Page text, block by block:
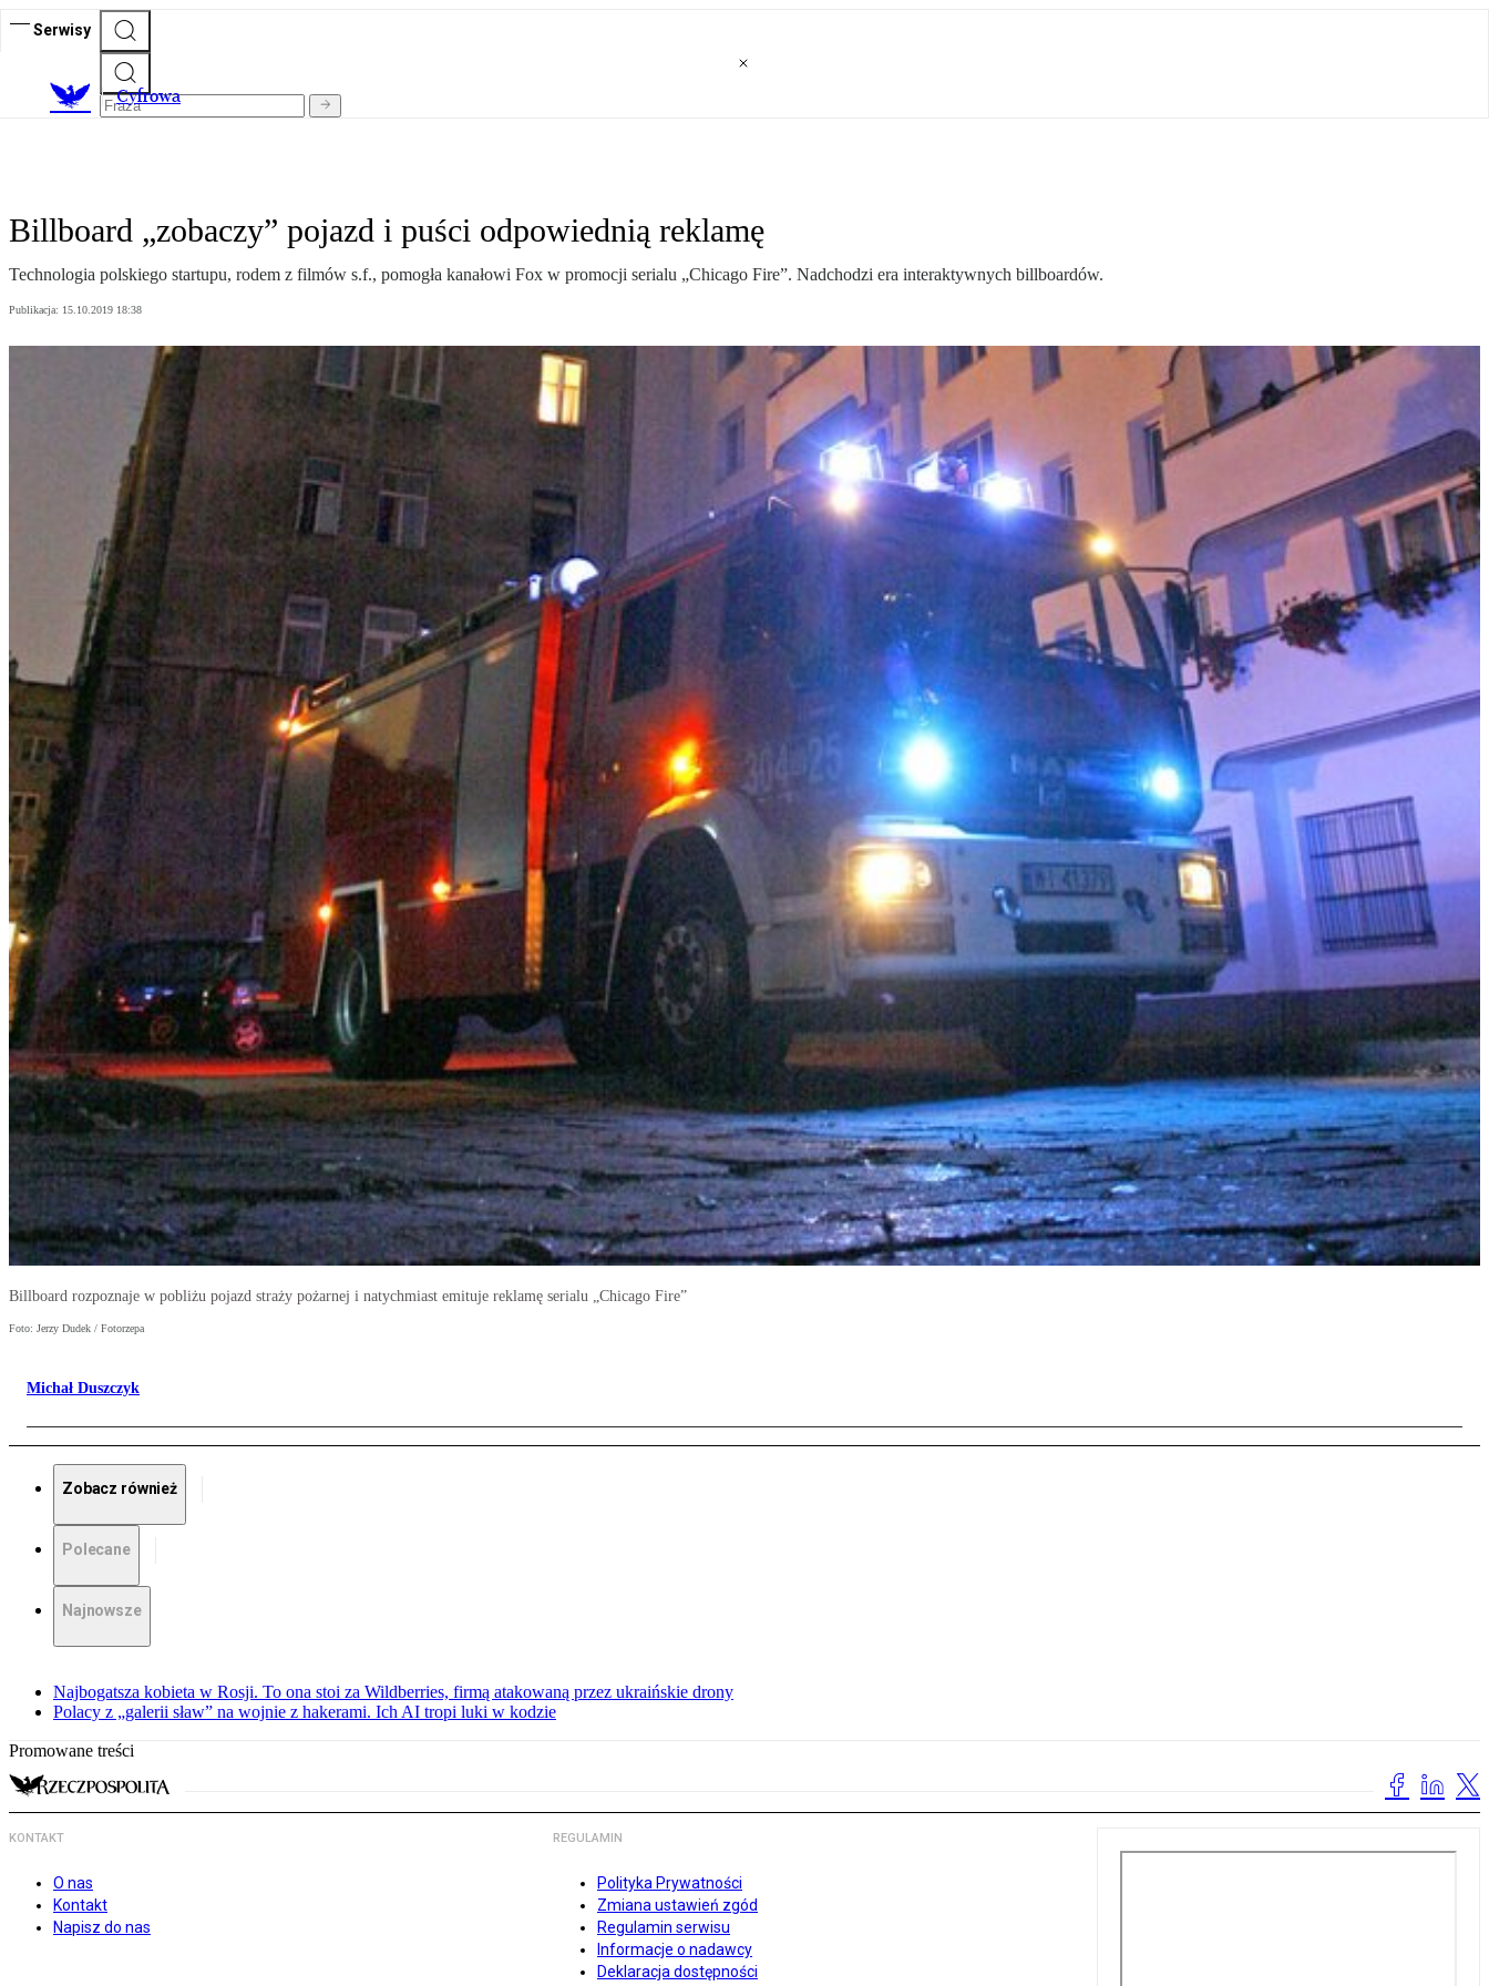
Serwisy
Cyfrowa
Billboard „zobaczy” pojazd i puści odpowiednią reklamę
Technologia polskiego startupu, rodem z filmów s.f., pomogła kanałowi Fox w promocji serialu „Chicago Fire”. Nadchodzi era interaktywnych billboardów.
Publikacja: 15.10.2019 18:38
Billboard rozpoznaje w pobliżu pojazd straży pożarnej i natychmiast emituje reklamę serialu „Chicago Fire”
Foto: Jerzy Dudek / Fotorzepa
Michał Duszczyk
Zobacz również
Polecane
Najnowsze
Najbogatsza kobieta w Rosji. To ona stoi za Wildberries, firmą atakowaną przez ukraińskie drony
Polacy z „galerii sław” na wojnie z hakerami. Ich AI tropi luki w kodzie
Promowane treści
KONTAKT
O nas
Kontakt
Napisz do nas
REGULAMIN
Polityka Prywatności
Zmiana ustawień zgód
Regulamin serwisu
Informacje o nadawcy
Deklaracja dostępności